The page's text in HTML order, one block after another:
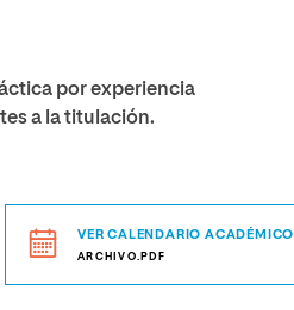
por experiencia
a la titulación.
VER CALENDARIO ACADÉMICO
ARCHIVO.PDF